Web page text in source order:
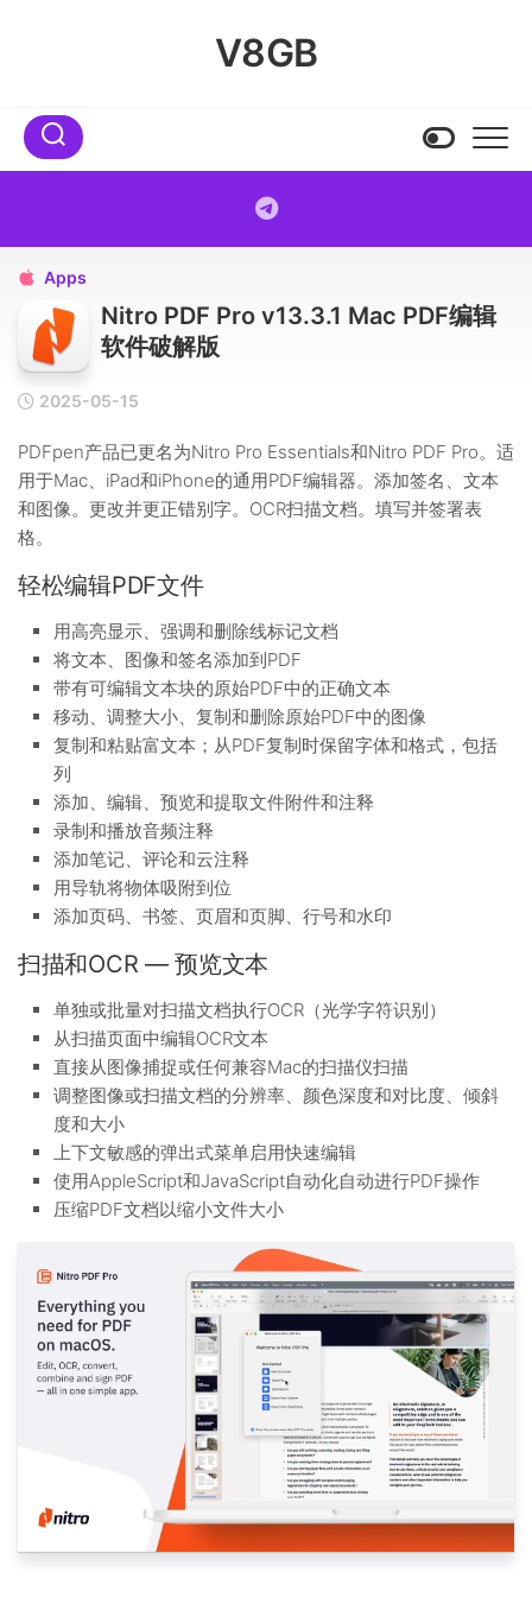
V8GB
 Apps
Nitro PDF Pro v13.3.1 Mac PDF编辑
软件破解版
2025-05-15
PDFpen产品已更名为Nitro Pro Essentials和Nitro PDF Pro。适
用于Mac、iPad和iPhone的通用PDF编辑器。添加签名、文本
和图像。更改并更正错别字。OCR扫描文档。填写并签署表
格。
轻松编辑PDF文件
用高亮显示、强调和删除线标记文档
将文本、图像和签名添加到PDF
带有可编辑文本块的原始PDF中的正确文本
移动、调整大小、复制和删除原始PDF中的图像
复制和粘贴富文本；从PDF复制时保留字体和格式，包括
列
添加、编辑、预览和提取文件附件和注释
录制和播放音频注释
添加笔记、评论和云注释
用导轨将物体吸附到位
添加页码、书签、页眉和页脚、行号和水印
扫描和OCR — 预览文本
单独或批量对扫描文档执行OCR（光学字符识别）
从扫描页面中编辑OCR文本
直接从图像捕捉或任何兼容Mac的扫描仪扫描
调整图像或扫描文档的分辨率、颜色深度和对比度、倾斜
度和大小
上下文敏感的弹出式菜单启用快速编辑
使用AppleScript和JavaScript自动化自动进行PDF操作
压缩PDF文档以缩小文件大小